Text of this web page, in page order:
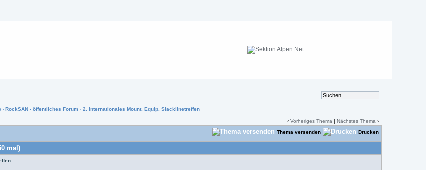
›RockSAN - öffentliches Forum › 2. Internationales Mount. Equip. Slacklinetreffen
‹Vorheriges Thema |Nächstes Thema ›
Thema versenden Drucken
mal)